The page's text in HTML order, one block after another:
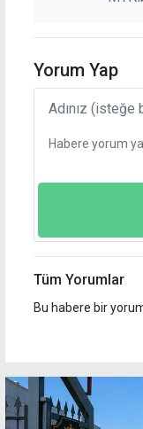
Yorum Yap
Tüm Yorumlar
Bu habere bir